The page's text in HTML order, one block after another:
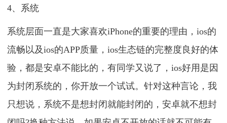
4、系统
系统层面一直是大家喜欢iPhone的重要的理由，ios的
流畅以及ios的APP质量，ios生态链的完整度良好的体
验，都是安卓不能比的，有同学又说了，ios好用是因
为封闭系统的，你开放一个试试。针对这种言论，我
只想说，系统不是想封闭就能封闭的，安卓就不想封